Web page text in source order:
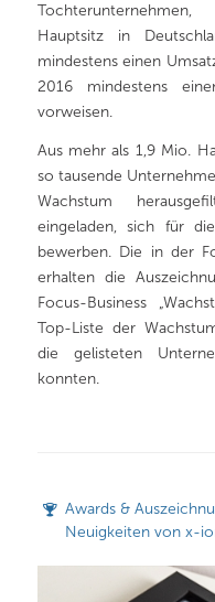
Hauptsitz in
mindestens einen
2016 mindestens
vorweisen.
Aus mehr als 1,9 Mio.
so tausende
Wachstum
eingeladen, sich für
bewerben. Die in der
erhalten die
Focus-Business
Top-Liste der
die gelisteten
konnten.
Awards &
Neuigkeiten von x-